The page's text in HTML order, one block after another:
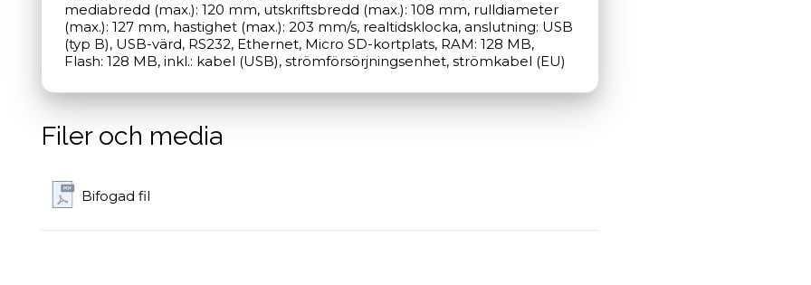
mediabredd (max.): 120 mm, utskriftsbredd (max.): 108 mm, rulldiameter
(max.): 127 mm, hastighet (max.): 203 mm/s, realtidsklocka, anslutning: USB
(typ B), USB-värd, RS232, Ethernet, Micro SD-kortplats, RAM: 128 MB,
Flash: 128 MB, inkl.: kabel (USB), strömförsörjningsenhet, strömkabel (EU)
Filer och media
Bifogad fil